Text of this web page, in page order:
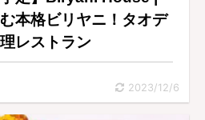
本格ビリヤニ！タオデ
レストラン
2023/12/6